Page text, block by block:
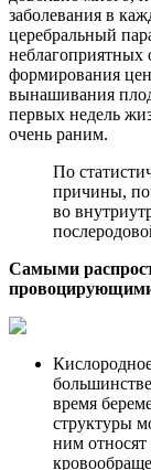
заболевания в
церебральный
неблагоприятных
формирования
вынашивания
первых недель
очень раним.
По
причины,
во
Самыми
провоцирующими
время
структуры
ним